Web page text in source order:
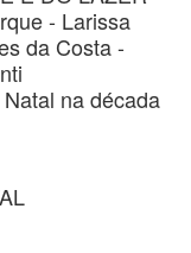
- Larissa
da Costa -
na década